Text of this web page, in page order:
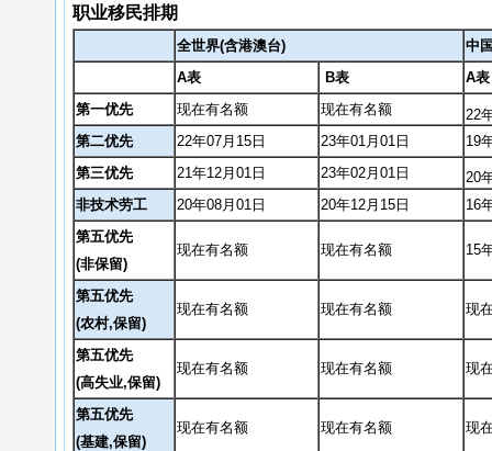
职业移民排期
全世界(含港澳台)
中
A表
B表
A表
第一优先
现在有名额 现在有名额
22
第二优先
22年07月15日 23年01月01日
19
第三优先
21年12月01日 23年02月01日
20
非技术劳工
20年08月01日 20年12月15日
16
第五优先
(非保留)
现在有名额 现在有名额 15
第五优先
(农村,保留)
现在有名额 现在有名额 现
第五优先
(高失业,保留)
现在有名额 现在有名额 现
第五优先
(基建,保留)
现在有名额 现在有名额 现